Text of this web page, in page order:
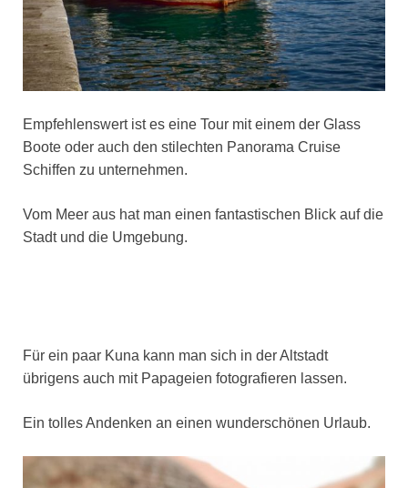
Empfehlenswert ist es eine Tour mit einem der Glass
Boote oder auch den stilechten Panorama Cruise
Schiffen zu unternehmen.
Vom Meer aus hat man einen fantastischen Blick auf die
Stadt und die Umgebung.
Für ein paar Kuna kann man sich in der Altstadt
übrigens auch mit Papageien fotografieren lassen.
Ein tolles Andenken an einen wunderschönen Urlaub.